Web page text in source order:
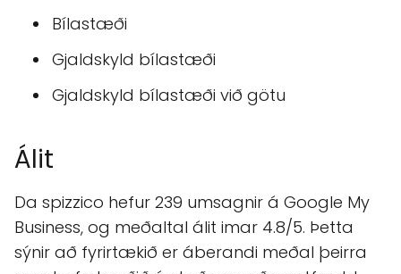
Bílastæði
Gjaldskyld bílastæði
Gjaldskyld bílastæði við götu
Álit
Da spizzico hefur 239 umsagnir á Google My
Business, og meðaltal álit imar 4.8/5. Þetta
sýnir að fyrirtækið er áberandi meðal þeirra